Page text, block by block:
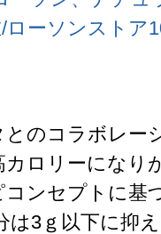
ローソンストア
のコラボレー
カロリーになり
コンセプトに基
は3ｇ以下に抑